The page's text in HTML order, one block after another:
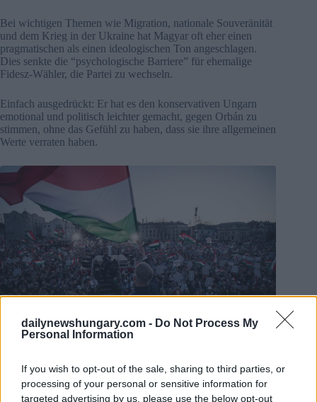
dailynewshungary.com - Do Not Process My
Personal Information
If you wish to opt-out of the sale, sharing to third parties, or
processing of your personal or sensitive information for
targeted advertising by us, please use the below opt-out
Bei wichtigen Themen wie Migration, nationale Souveränität
und dem Krieg in der Ukraine hat Magyar oft eher einen
pragmatischen als einen ideologischen Ton angeschlagen.
Dies senkte die “psychologische Barriere” für ehemalige
Fidesz-Wähler, die Partei zu wechseln.
Einfach ausgedrückt: Er hat es den konservativen Ungarn
emotional und politisch leichter gemacht, gegen Orbán zu
stimmen, ohne das Gefühl zu haben, dass sie ihre allgemeinen
Werte verraten haben.
Foto:Facebook/Péter Magyar
Was hat Péter Magyar tatsächlich versprochen?